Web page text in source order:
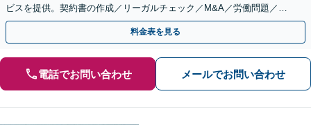
ビスを提供。契約書の作成／リーガルチェック／M&A／労働問題／知
的財産等、お任せください【他士業連携可能】
料金表を見る
電話でお問い合わせ メールでお問い合わせ